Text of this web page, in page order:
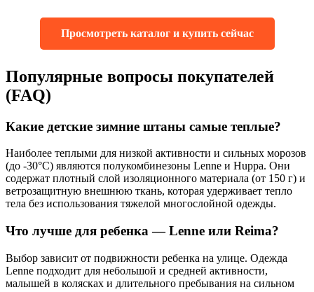
Просмотреть каталог и купить сейчас
Популярные вопросы покупателей
(FAQ)
Какие детские зимние штаны самые теплые?
Наиболее теплыми для низкой активности и сильных морозов
(до -30°C) являются полукомбинезоны Lenne и Huppa. Они
содержат плотный слой изоляционного материала (от 150 г) и
ветрозащитную внешнюю ткань, которая удерживает тепло
тела без использования тяжелой многослойной одежды.
Что лучше для ребенка — Lenne или Reima?
Выбор зависит от подвижности ребенка на улице. Одежда
Lenne подходит для небольшой и средней активности,
малышей в колясках и длительного пребывания на сильном